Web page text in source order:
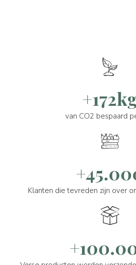
van CO2 bespaard
Klanten die tevreden zijn over